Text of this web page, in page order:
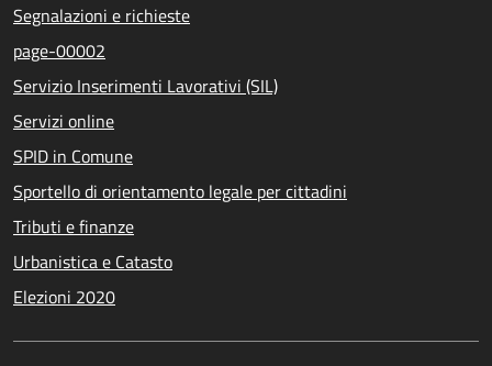
Segnalazioni e richieste
page-00002
Servizio Inserimenti Lavorativi (SIL)
Servizi online
SPID in Comune
Sportello di orientamento legale per cittadini
Tributi e finanze
Urbanistica e Catasto
Elezioni 2020